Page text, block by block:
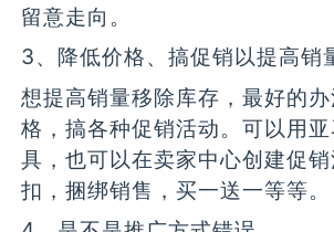
留意走向。
3、降低价格、搞促销以提高销
想提高销量移除库存，最好的
格，搞各种促销活动。可以用
具，也可以在卖家中心创建促
扣，捆绑销售，买一送一等等。